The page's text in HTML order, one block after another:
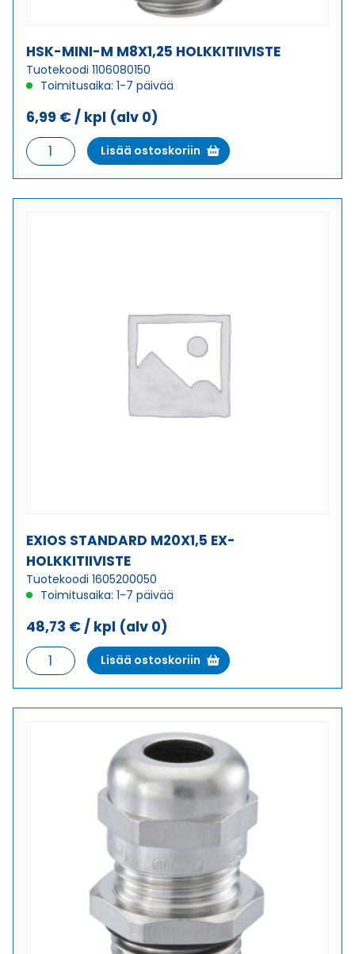
HSK-MINI-M M8X1,25 HOLKKITIIVISTE
Tuotekoodi 1106080150
Toimitusaika: 1-7 päivää
6,99 € / kpl (alv 0)
HSK-
MINI-
M
Lisää ostoskoriin
EXIOS STANDARD M20X1,5 EX-
HOLKKITIIVISTE
Tuotekoodi 1605200050
Toimitusaika: 1-7 päivää
48,73 € / kpl (alv 0)
EXIOS
STANDARD
M20X1,5
Lisää ostoskoriin